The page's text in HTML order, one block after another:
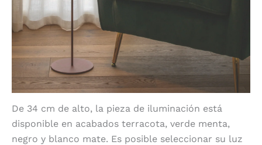
De 34 cm de alto, la pieza de iluminación está
disponible en acabados terracota, verde menta,
negro y blanco mate. Es posible seleccionar su luz